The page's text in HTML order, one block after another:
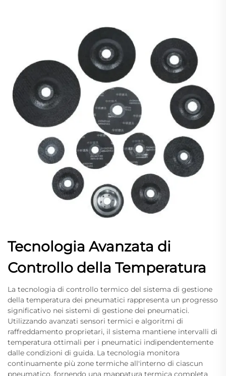
Tecnologia Avanzata di
Controllo della Temperatura
La tecnologia di controllo termico del sistema di gestione
della temperatura dei pneumatici rappresenta un progresso
significativo nei sistemi di gestione dei pneumatici.
Utilizzando avanzati sensori termici e algoritmi di
raffreddamento proprietari, il sistema mantiene intervalli di
temperatura ottimali per i pneumatici indipendentemente
dalle condizioni di guida. La tecnologia monitora
continuamente più zone termiche all'interno di ciascun
pneumatico, fornendo una mappatura termica completa